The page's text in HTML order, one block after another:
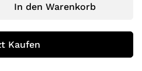
In den Warenkorb
Kaufen